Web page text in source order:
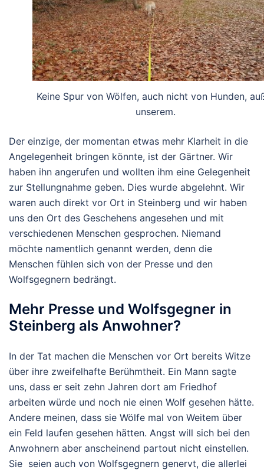
Keine Spur von Wölfen, auch nicht von Hunden,
unserem.
Der einzige, der momentan etwas mehr Klarheit in die
Angelegenheit bringen könnte, ist der Gärtner. Wir
haben ihn angerufen und wollten ihm eine Gelegenheit
zur Stellungnahme geben. Dies wurde abgelehnt. Wir
waren auch direkt vor Ort in Steinberg und wir haben
uns den Ort des Geschehens angesehen und mit
verschiedenen Menschen gesprochen. Niemand
möchte namentlich genannt werden, denn die
Menschen fühlen sich von der Presse und den
Wolfsgegnern bedrängt.
Mehr Presse und Wolfsgegner in
Steinberg als Anwohner?
In der Tat machen die Menschen vor Ort bereits Witze
über ihre zweifelhafte Berühmtheit. Ein Mann sagte
uns, dass er seit zehn Jahren dort am Friedhof
arbeiten würde und noch nie einen Wolf gesehen hätte.
Andere meinen, dass sie Wölfe mal von Weitem über
ein Feld laufen gesehen hätten. Angst will sich bei den
Anwohnern aber anscheinend partout nicht einstellen.
Sie seien auch von Wolfsgegnern genervt, die allerlei